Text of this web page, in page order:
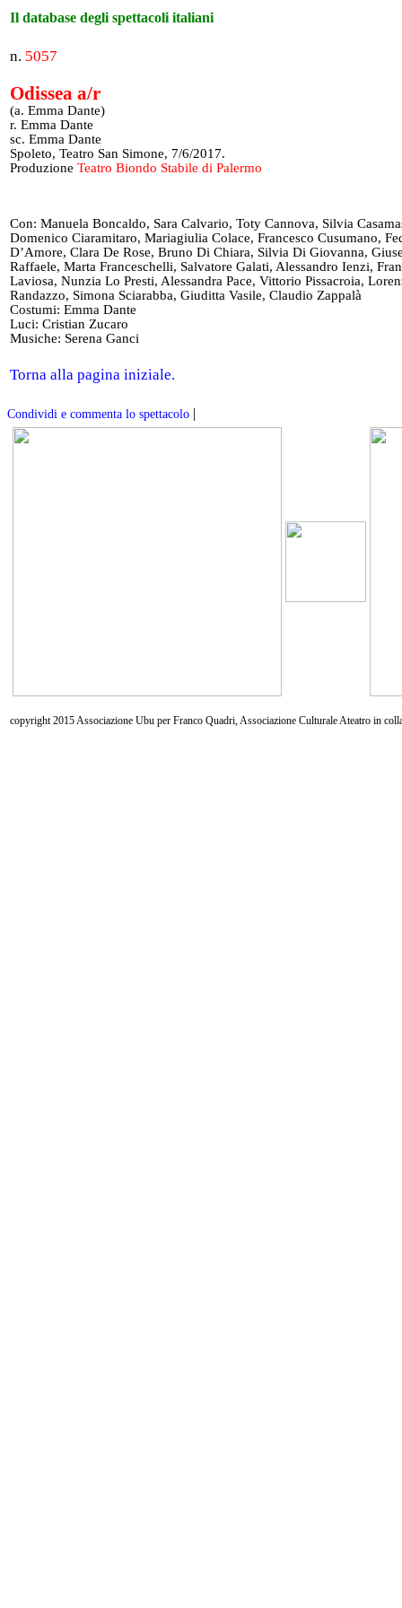
Il database degli spettacoli italiani
n. 5057
Odissea a/r
(a. Emma Dante)
r. Emma Dante
sc. Emma Dante
Spoleto, Teatro San Simone, 7/6/2017.
Produzione Teatro Biondo Stabile di Palermo
Con: Manuela Boncaldo, Sara Calvario, Toty Cannova, Silvia
Domenico Ciaramitaro, Mariagiulia Colace, Francesco Cusumano,
D’Amore, Clara De Rose, Bruno Di Chiara, Silvia Di Giovanna,
Raffaele, Marta Franceschelli, Salvatore Galati, Alessandro Ienzi,
Laviosa, Nunzia Lo Presti, Alessandra Pace, Vittorio Pissacroia,
Randazzo, Simona Sciarabba, Giuditta Vasile, Claudio Zappalà
Costumi: Emma Dante
Luci: Cristian Zucaro
Musiche: Serena Ganci
Torna alla pagina iniziale.
Condividi e commenta lo spettacolo |
copyright 2015 Associazione Ubu per Franco Quadri, Associazione Culturale Ateatro in